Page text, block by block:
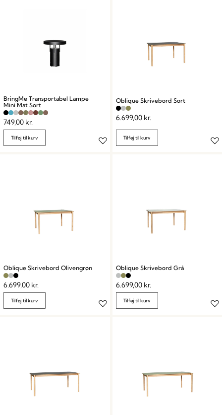
BringMe Transportabel Lampe
Mini Mat Sort
749,00 kr.
Tilføj til kurv
Oblique Skrivebord Sort
6.699,00 kr.
Tilføj til kurv
Oblique Skrivebord Olivengrøn
6.699,00 kr.
Tilføj til kurv
Oblique Skrivebord Grå
6.699,00 kr.
Tilføj til kurv